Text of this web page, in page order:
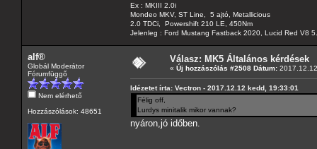
Ex : MKIII 2.0i
Mondeo MKV, ST Line, 5 ajtó, Metallicious
2.0 TDCi, Powershift 210 LE, 450Nm
Jelenleg : Ford Mustang Fastback 2020, Lucid Red V8
alf®
Globál Moderátor
Fórumfüggő
Nem elérhető
Hozzászólások: 48651
Válasz: MK5 Általános kérdések
« Új hozzászólás #2508 Dátum:
Idézetet írta: Vectron - 2017.12.12 kedd, 19:33:01
Félig off,
Lurdys minitalik mikor vannak?
nyáron,jó időben.